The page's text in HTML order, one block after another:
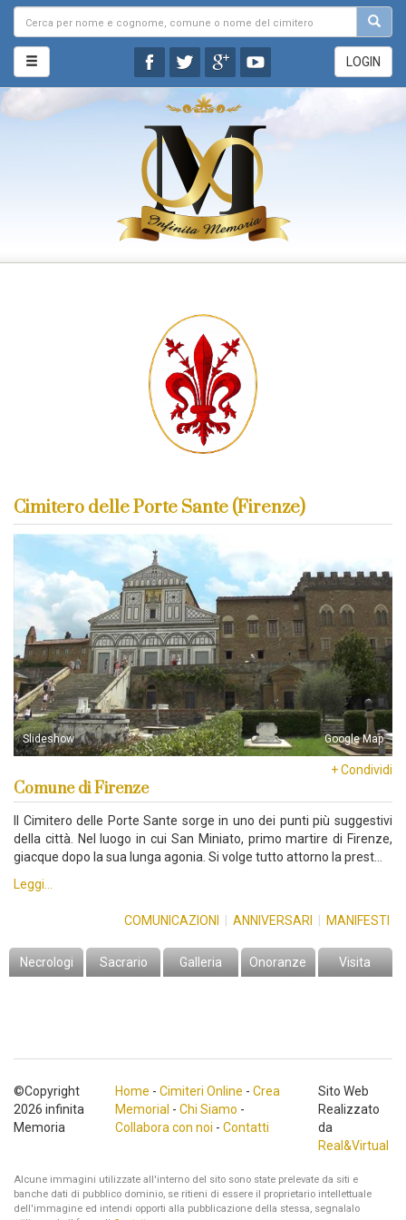
LOGIN
Cimitero delle Porte Sante (Firenze)
Slideshow Google Map
+ Condividi
Comune di Firenze
Il Cimitero delle Porte Sante sorge in uno dei punti più suggestivi
della città. Nel luogo in cui San Miniato, primo martire di Firenze,
giacque dopo la sua lunga agonia. Si volge tutto attorno la prest…
Leggi...
COMUNICAZIONI ANNIVERSARI MANIFESTI
Necrologi Sacrario Galleria Onoranze Visita
©Copyright
2026 infinita
Memoria
Home - Cimiteri Online - Crea
Memorial - Chi Siamo -
Collabora con noi - Contatti
Sito Web
Realizzato
da
Real&Virtual
Alcune immagini utilizzate all'interno del sito sono state prelevate da siti e
banche dati di pubblico dominio, se ritieni di essere il proprietario intellettuale
dell'immagine ed intendi opporti alla pubblicazione della stessa, segnalalo